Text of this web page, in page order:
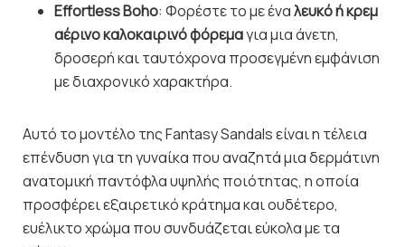
Effortless Boho: Φορέστε το με έναλευκό ή κρεμ
αέρινο καλοκαιρινό φόρεμαγια μια άνετη,
δροσερή και ταυτόχρονα προσεγμένη εμφάνιση
με διαχρονικό χαρακτήρα.
Αυτό το μοντέλο της Fantasy Sandals είναι η τέλεια
επένδυση για τη γυναίκα που αναζητά μια δερμάτινη
ανατομική παντόφλα υψηλής ποιότητας, η οποία
προσφέρει εξαιρετικό κράτημα και ουδέτερο,
ευέλικτο χρώμα που συνδυάζεται εύκολα με τα